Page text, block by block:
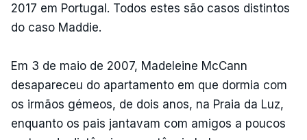
2017 em Portugal. Todos estes são casos distintos
do caso Maddie.
Em 3 de maio de 2007, Madeleine McCann
desapareceu do apartamento em que dormia com
os irmãos gémeos, de dois anos, na Praia da Luz,
enquanto os pais jantavam com amigos a poucos